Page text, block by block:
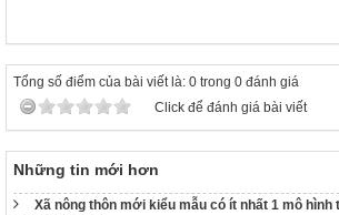
Tổng số điểm của bài viết là: 0 trong 0 đánh giá
Click để đánh giá bài viết
Những tin mới hơn
Xã nông thôn mới kiểu mẫu có ít nhất 1 mô hình